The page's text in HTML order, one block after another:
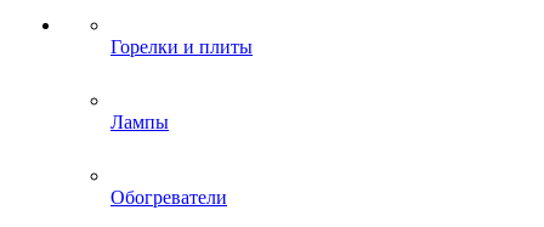
Горелки и плиты
Лампы
Обогреватели